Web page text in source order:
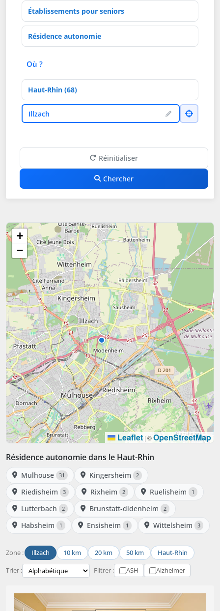
Type d'établissement
Activités de soins
Où ?
Département
VilleIllzach
Réinitialiser
Chercher
+
−
Leaflet | ©OpenStreetMap
Résidence autonomie dans le Haut-Rhin
Mulhouse 31 Kingersheim 2
Riedisheim 3 Rixheim 2 Ruelisheim 1
Lutterbach 2 Brunstatt-didenheim 2
Habsheim 1 Ensisheim 1 Wittelsheim 3
Zone : Illzach 10 km 20 km 50 km Haut-Rhin
Trier : Filtrer : ASH Alzheimer